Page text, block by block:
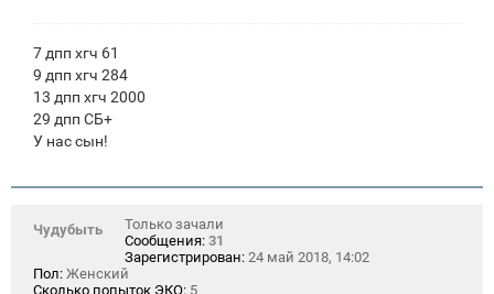
7 дпп хгч 61
9 дпп хгч 284
13 дпп хгч 2000
29 дпп СБ+
У нас сын!
Чудубыть
Только зачали
Сообщения: 31
Зарегистрирован: 24 май 2018, 14:02
Пол: Женский
Сколько попыток ЭКО: 5